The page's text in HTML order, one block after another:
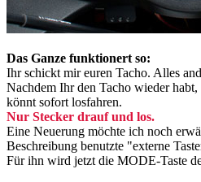
Das Ganze funktionert so:
Ihr schickt mir euren Tacho. Alles
Nachdem Ihr den Tacho wieder
könnt sofort losfahren.
Nur Stecker drauf und los.
Eine Neuerung möchte ich noch
Beschreibung benutzte "externe
Für ihn wird jetzt die MODE-Taste